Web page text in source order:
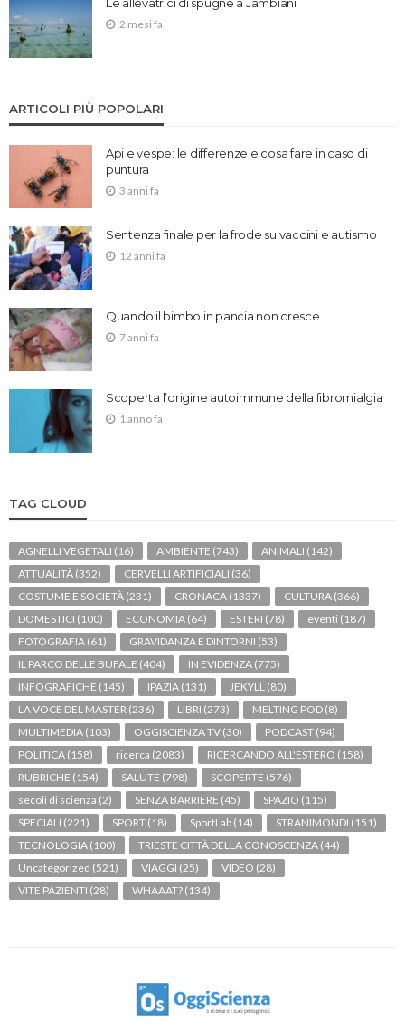
Le allevatrici di spugne a Jambiani
2 mesi fa
ARTICOLI PIÙ POPOLARI
Api e vespe: le differenze e cosa fare in caso di
puntura
3 anni fa
Sentenza finale per la frode su vaccini e autismo
12 anni fa
Quando il bimbo in pancia non cresce
7 anni fa
Scoperta l’origine autoimmune della fibromialgia
1 anno fa
TAG CLOUD
AGNELLI VEGETALI (16) AMBIENTE (743) ANIMALI (142)
ATTUALITÀ (352) CERVELLI ARTIFICIALI (36)
COSTUME E SOCIETÀ (231) CRONACA (1337) CULTURA (366)
DOMESTICI (100) ECONOMIA (64) ESTERI (78) eventi (187)
FOTOGRAFIA (61) GRAVIDANZA E DINTORNI (53)
IL PARCO DELLE BUFALE (404) IN EVIDENZA (775)
INFOGRAFICHE (145) IPAZIA (131) JEKYLL (80)
LA VOCE DEL MASTER (236) LIBRI (273) MELTING POD (8)
MULTIMEDIA (103) OGGISCIENZA TV (30) PODCAST (94)
POLITICA (158) ricerca (2083) RICERCANDO ALL'ESTERO (158)
RUBRICHE (154) SALUTE (798) SCOPERTE (576)
secoli di scienza (2) SENZA BARRIERE (45) SPAZIO (115)
SPECIALI (221) SPORT (18) SportLab (14) STRANIMONDI (151)
TECNOLOGIA (100) TRIESTE CITTÀ DELLA CONOSCENZA (44)
Uncategorized (521) VIAGGI (25) VIDEO (28)
VITE PAZIENTI (28) WHAAAT? (134)